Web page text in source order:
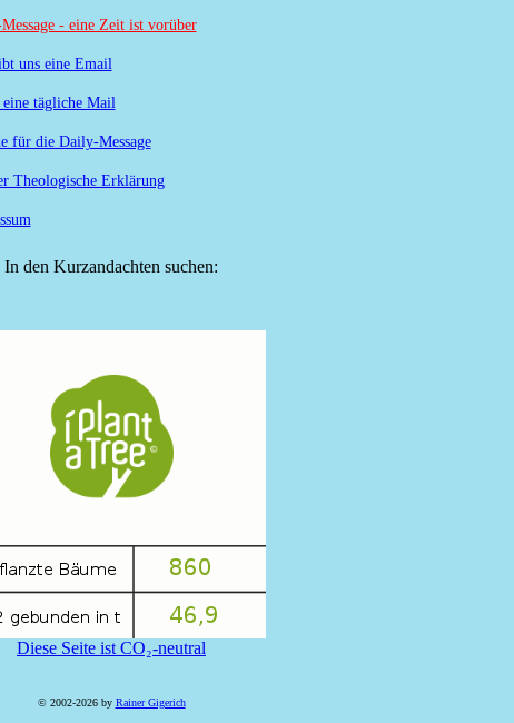
- eine Zeit ist vorüber
uns eine Email
tägliche Mail
für die Daily-Message
Theologische Erklärung
In den Kurzandachten suchen:
Diese Seite ist CO₂-neutral
© 2002-2026 by Rainer Gigerich